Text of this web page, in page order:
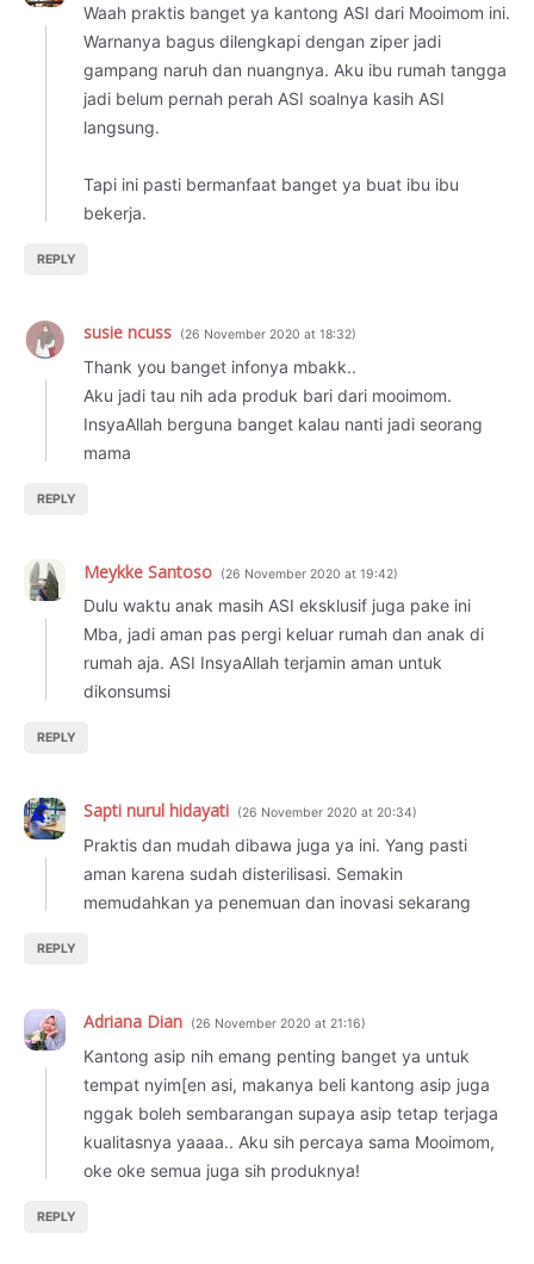
Waah praktis banget ya kantong ASI dari Mooimom ini.
Warnanya bagus dilengkapi dengan ziper jadi
gampang naruh dan nuangnya. Aku ibu rumah tangga
jadi belum pernah perah ASI soalnya kasih ASI
langsung.
Tapi ini pasti bermanfaat banget ya buat ibu ibu
bekerja.
REPLY
susie ncuss 26 November 2020 at 18:32
Thank you banget infonya mbakk..
Aku jadi tau nih ada produk bari dari mooimom.
InsyaAllah berguna banget kalau nanti jadi seorang
mama
REPLY
Meykke Santoso 26 November 2020 at 19:42
Dulu waktu anak masih ASI eksklusif juga pake ini
Mba, jadi aman pas pergi keluar rumah dan anak di
rumah aja. ASI InsyaAllah terjamin aman untuk
dikonsumsi
REPLY
Sapti nurul hidayati 26 November 2020 at 20:34
Praktis dan mudah dibawa juga ya ini. Yang pasti
aman karena sudah disterilisasi. Semakin
memudahkan ya penemuan dan inovasi sekarang
REPLY
Adriana Dian 26 November 2020 at 21:16
Kantong asip nih emang penting banget ya untuk
tempat nyim[en asi, makanya beli kantong asip juga
nggak boleh sembarangan supaya asip tetap terjaga
kualitasnya yaaaa.. Aku sih percaya sama Mooimom,
oke oke semua juga sih produknya!
REPLY